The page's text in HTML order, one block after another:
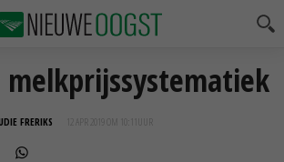
melkprijssystematiek
FRERIKS 12 APR 2019 OM 10:11